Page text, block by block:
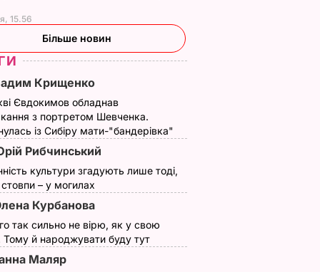
15.56
Більше новин
Крищенко
Євдокимов обладнав
з портретом Шевченка.
із Сибіру мати-"бандерівка"
Рибчинський
культури згадують лише тоді,
стовпи – у могилах
Курбанова
так сильно не вірю, як у свою
Тому й народжувати буду тут
Маляр